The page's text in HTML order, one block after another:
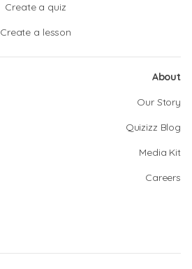
Create a quiz
Create a lesson
About
Our Story
Quizizz Blog
Media Kit
Careers